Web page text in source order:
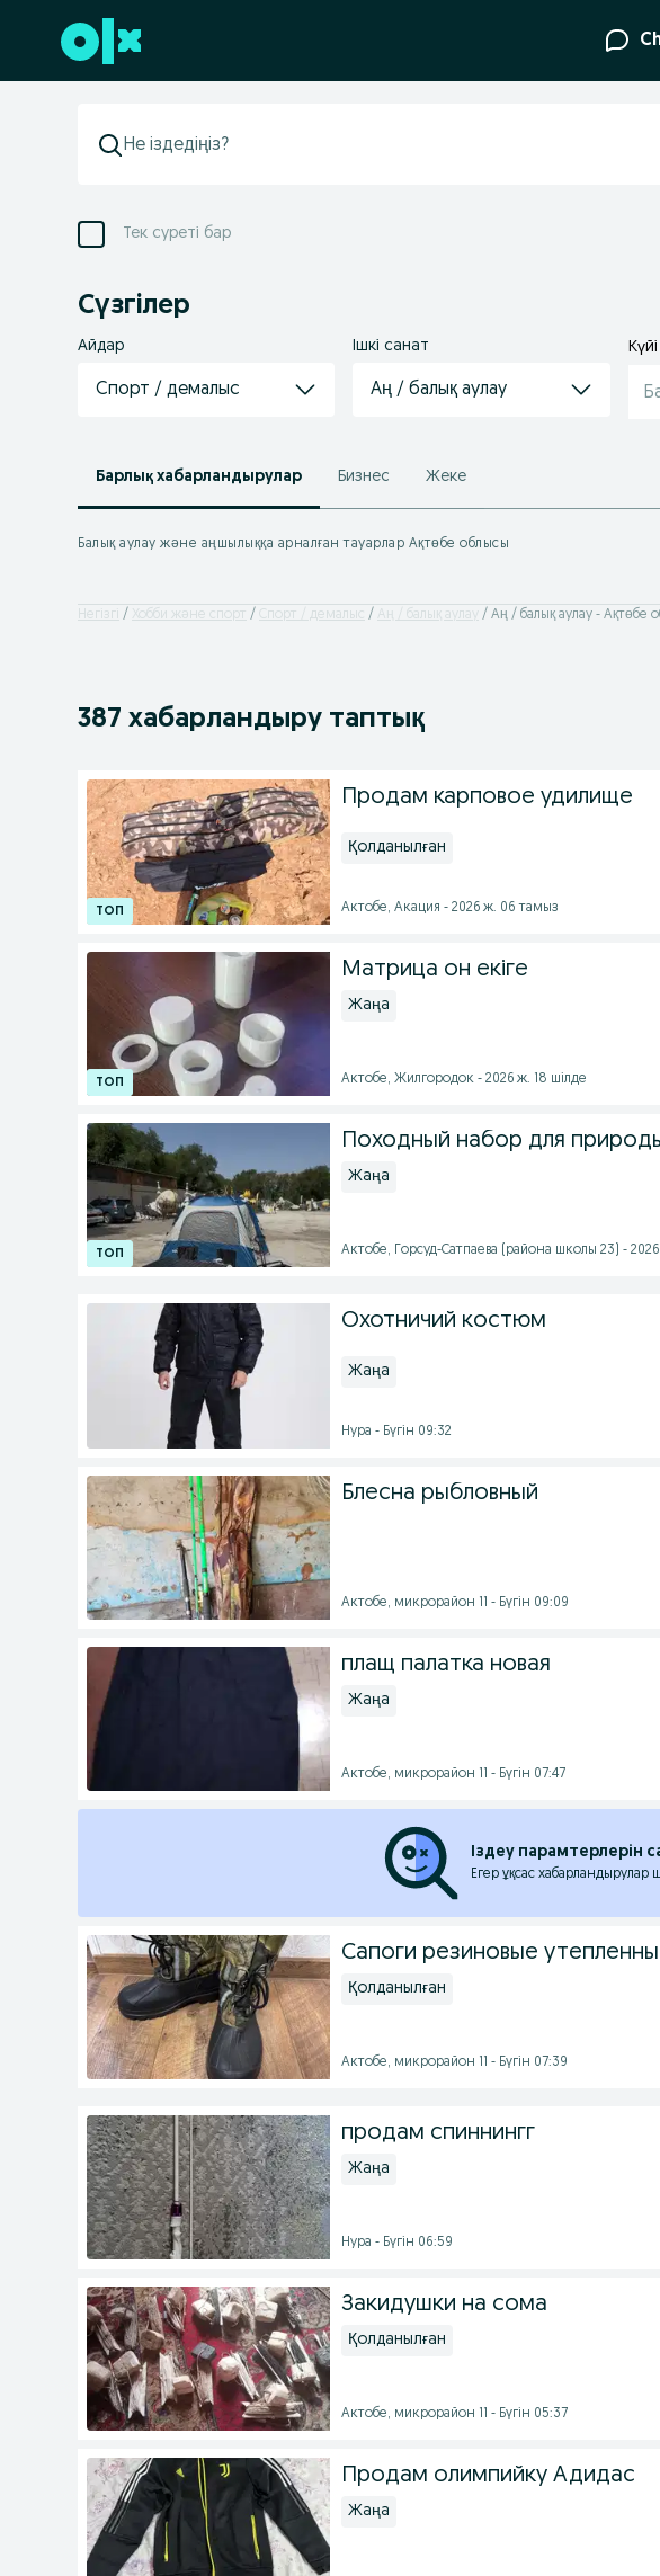
Төменгі деректемеге өту
Тек суреті бар
Сүзгілер
Айдар
Спорт / демалыс
Ішкі санат
Аң / балық аулау
Күйі
Барлық хабарландырулар Бизнес Жеке
Балық аулау және аңшылыққа арналған тауарлар Ақтөбе облысы
Негізгі Хобби және спорт Спорт / демалыс Аң / балық аулау Аң / балық аулау - Ақтөбе
387 хабарландыру таптық
Продам карповое удилище
Қолданылған
Актобе, Акация - 2026 ж. 06 тамыз
Матрица он екіге
Жаңа
Актобе, Жилгородок - 2026 ж. 18 шілде
Походный набор для
Жаңа
Актобе, Горсуд-Сатпаева (района школы 23) -
Охотничий костюм
Жаңа
Нура - Бүгін 09:32
Блесна рыбловный
Актобе, микрорайон 11 - Бүгін 09:09
плащ палатка новая
Жаңа
Актобе, микрорайон 11 - Бүгін 07:47
Іздеу парамтерлерін
Егер ұқсас хабарландырулар
Сапоги резиновые
Қолданылған
Актобе, микрорайон 11 - Бүгін 07:39
продам спиннингг
Жаңа
Нура - Бүгін 06:59
Закидушки на сома
Қолданылған
Актобе, микрорайон 11 - Бүгін 05:37
Продам олимпийку Адидас
Жаңа